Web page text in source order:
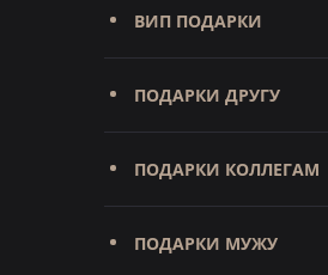
ВИП ПОДАРКИ
ПОДАРКИ ДРУГУ
ПОДАРКИ КОЛЛЕГАМ
ПОДАРКИ МУЖУ